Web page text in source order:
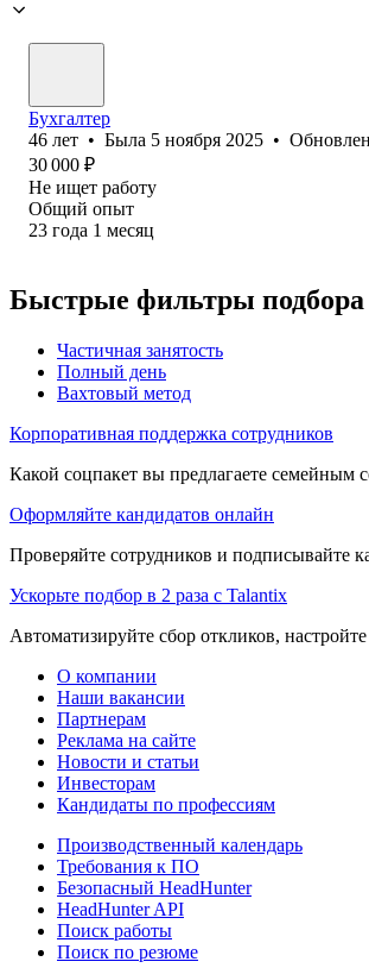
Бухгалтер
46 лет • Была 5 ноября 2025 •
30 000 ₽
Не ищет работу
Общий опыт
23 года 1 месяц
Быстрые фильтры подбора
Частичная занятость
Полный день
Вахтовый метод
Корпоративная поддержка сотрудников
Какой соцпакет вы предлагаете семейным
Оформляйте кандидатов онлайн
Проверяйте сотрудников и подписывайте
Ускорьте подбор в 2 раза с Talantix
Автоматизируйте сбор откликов,
О компании
Наши вакансии
Партнерам
Реклама на сайте
Новости и статьи
Инвесторам
Кандидаты по профессиям
Производственный календарь
Требования к ПО
Безопасный HeadHunter
HeadHunter API
Поиск работы
Поиск по резюме